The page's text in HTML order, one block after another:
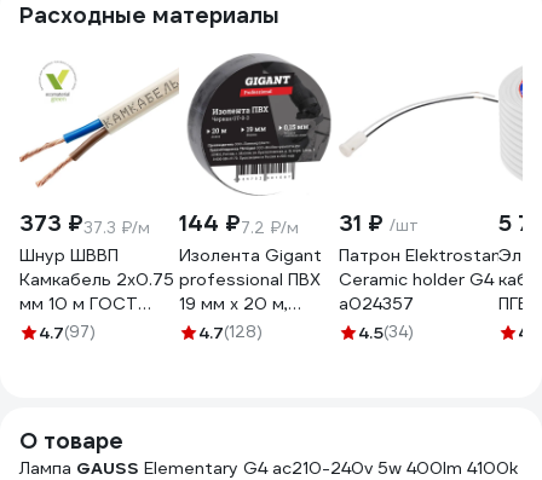
Расходные материалы
373 ₽37.3 ₽/м
Шнур ШВВП
Камкабель 2x0.75
мм 10 м ГОСТ
231ЯA20C0000Ъ600010М
4.7(97)
144 ₽7.2 ₽/м
Изолента Gigant
professional ПВХ
19 мм х 20 м,
черная GT-0-3
4.7(128)
31 ₽ /шт
Патрон Elektrostandard
Ceramic holder G4
a024357
4.5(34)
5
4.7
О товаре
Лампа GAUSS Elementary G4 ac210-240v 5w 400lm 4100k